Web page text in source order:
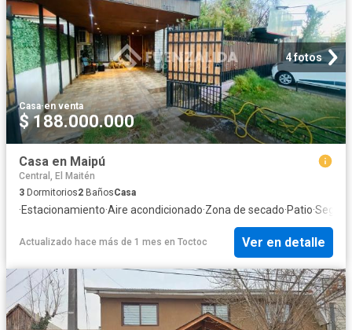
4 fotos
Casa·en venta
$ 188.000.000
Casa en Maipú
Central, El Maitén
3 Dormitorios2 BañosCasa
·Estacionamiento·Aire acondicionado·Zona de secado·Patio·
Actualizado hace más de 1 mes en Toctoc Ver en detalle